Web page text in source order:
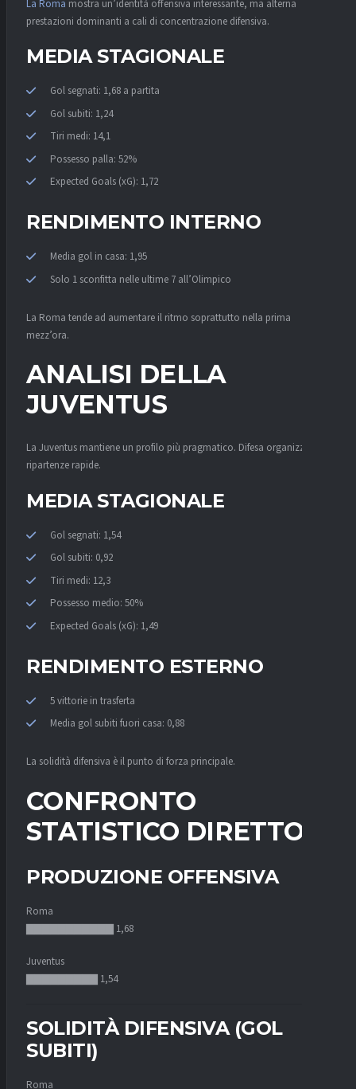
La Roma mostra un’identità offensiva interessante, ma alterna
prestazioni dominanti a cali di concentrazione difensiva.
MEDIA STAGIONALE
Gol segnati: 1,68 a partita
Gol subiti: 1,24
Tiri medi: 14,1
Possesso palla: 52%
Expected Goals (xG): 1,72
RENDIMENTO INTERNO
Media gol in casa: 1,95
Solo 1 sconfitta nelle ultime 7 all’Olimpico
La Roma tende ad aumentare il ritmo soprattutto nella prima
mezz’ora.
ANALISI DELLA
JUVENTUS
La Juventus mantiene un profilo più pragmatico. Difesa organizzata e
ripartenze rapide.
MEDIA STAGIONALE
Gol segnati: 1,54
Gol subiti: 0,92
Tiri medi: 12,3
Possesso medio: 50%
Expected Goals (xG): 1,49
RENDIMENTO ESTERNO
5 vittorie in trasferta
Media gol subiti fuori casa: 0,88
La solidità difensiva è il punto di forza principale.
CONFRONTO
STATISTICO DIRETTO
PRODUZIONE OFFENSIVA
Roma
▇▇▇▇▇▇▇▇▇▇▇ 1,68
Juventus
▇▇▇▇▇▇▇▇▇ 1,54
SOLIDITÀ DIFENSIVA (GOL
SUBITI)
Roma